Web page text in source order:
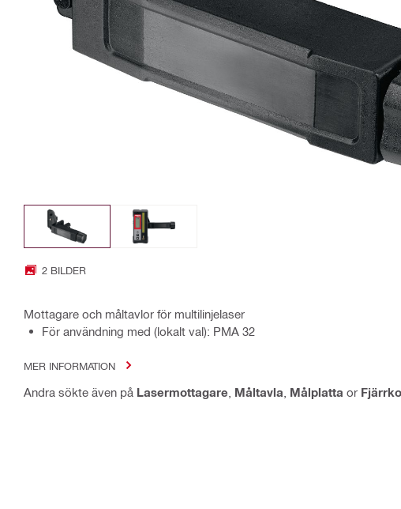
2 BILDER
Mottagare och måltavlor för multilinjelaser
För användning med (lokalt val): PMA 32
MER INFORMATION
Andra sökte även på Lasermottagare Måltavla Målplatta or